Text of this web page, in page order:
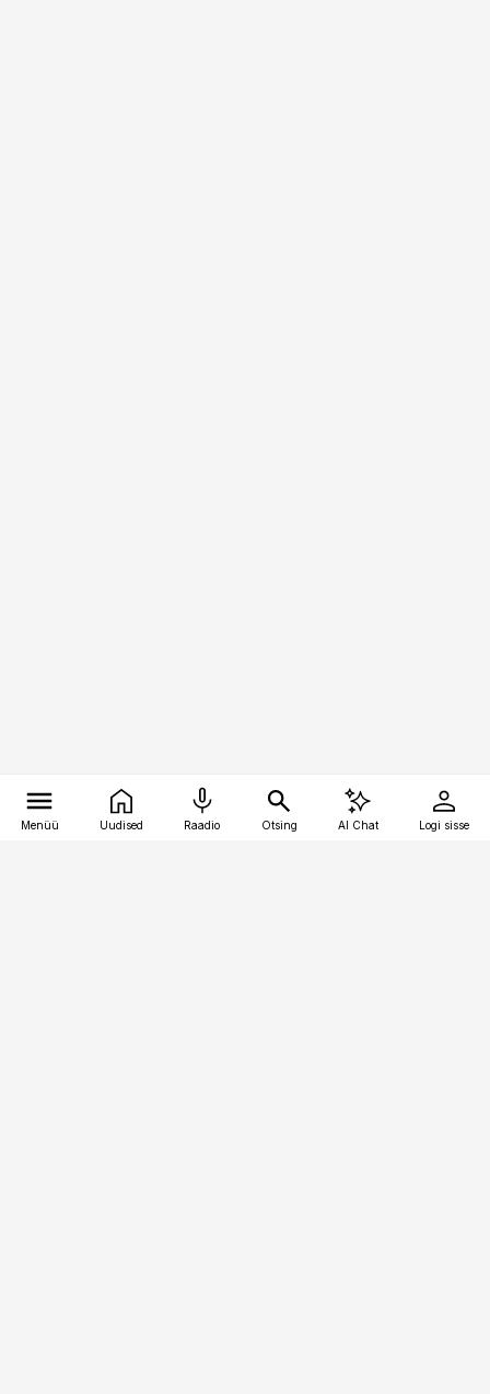
Menüü Uudised Raadio Otsing AI Chat Logi sisse